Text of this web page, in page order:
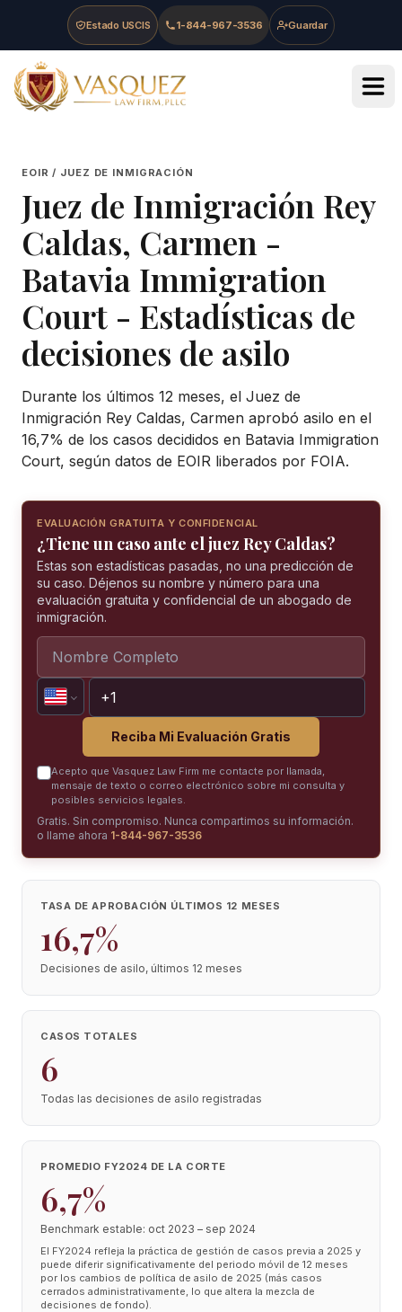
Skip to main content
Skip to navigation
Skip to footer
Estado USCIS 1-844-967-3536 Guardar
Vasquez Law Firm - Home
EOIR / JUEZ DE INMIGRACIÓN
Juez de Inmigración Rey
Caldas, Carmen -
Batavia Immigration
Court - Estadísticas de
decisiones de asilo
Durante los últimos 12 meses, el Juez de
Inmigración Rey Caldas, Carmen aprobó asilo en el
16,7% de los casos decididos en Batavia Immigration
Court, según datos de EOIR liberados por FOIA.
EVALUACIÓN GRATUITA Y CONFIDENCIAL
¿Tiene un caso ante el juez Rey Caldas?
Estas son estadísticas pasadas, no una predicción de
su caso. Déjenos su nombre y número para una
evaluación gratuita y confidencial de un abogado de
inmigración.
Reciba Mi Evaluación Gratis
Acepto que Vasquez Law Firm me contacte por llamada,
mensaje de texto o correo electrónico sobre mi consulta y
posibles servicios legales.
Gratis. Sin compromiso. Nunca compartimos su información.
o llame ahora 1-844-967-3536
TASA DE APROBACIÓN ÚLTIMOS 12 MESES
16,7%
Decisiones de asilo, últimos 12 meses
CASOS TOTALES
6
Todas las decisiones de asilo registradas
PROMEDIO FY2024 DE LA CORTE
6,7%
Benchmark estable: oct 2023 – sep 2024
El FY2024 refleja la práctica de gestión de casos previa a 2025 y
puede diferir significativamente del periodo móvil de 12 meses
por los cambios de política de asilo de 2025 (más casos
cerrados administrativamente, lo que altera la mezcla de
decisiones de fondo).